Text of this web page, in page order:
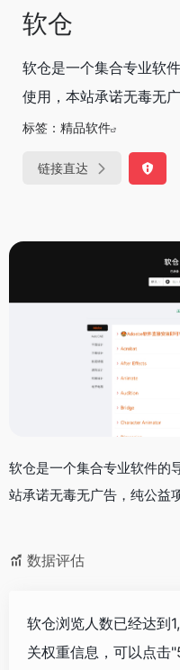
软仓
软仓是一个集合专业软
使用，本站承诺无毒无
标签： 精品软件
链接直达
软仓是一个集合专业软件的
站承诺无毒无广告，纯公益
数据评估
软仓浏览人数已经达到
关权重信息，可以点击"